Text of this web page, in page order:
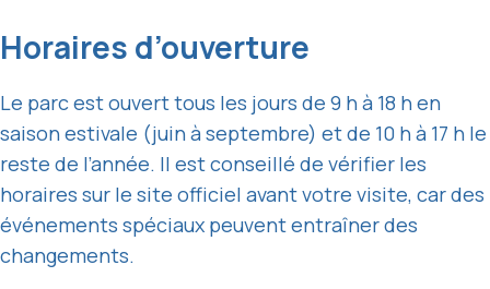
Horaires d’ouverture
Le parc est ouvert tous les jours de 9 h à 18 h en
saison estivale (juin à septembre) et de 10 h à 17 h le
reste de l’année. Il est conseillé de vérifier les
horaires sur le site officiel avant votre visite, car des
événements spéciaux peuvent entraîner des
changements.